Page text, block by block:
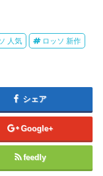
人気 ロッソ 新作
シェア
Google+
feedly